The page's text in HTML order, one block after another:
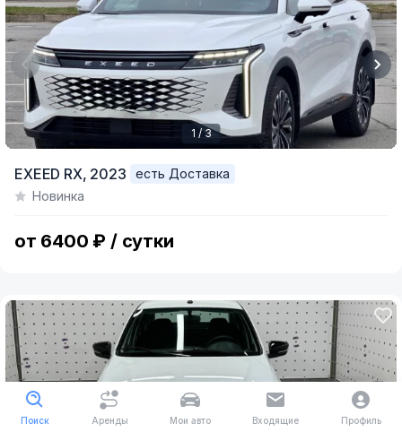
of
1 / 3
EXEED RX, 2023
есть Доставка
Новинка
от 6400 ₽ / сутки
Поиск Аренды Мои авто Входящие Профиль